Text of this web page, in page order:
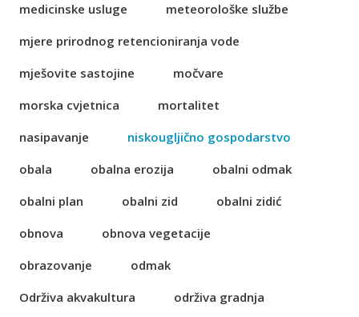
medicinske usluge
meteorološke službe
mjere prirodnog retencioniranja vode
mješovite sastojine
močvare
morska cvjetnica
mortalitet
nasipavanje
niskougljično gospodarstvo
obala
obalna erozija
obalni odmak
obalni plan
obalni zid
obalni zidić
obnova
obnova vegetacije
obrazovanje
odmak
Održiva akvakultura
održiva gradnja